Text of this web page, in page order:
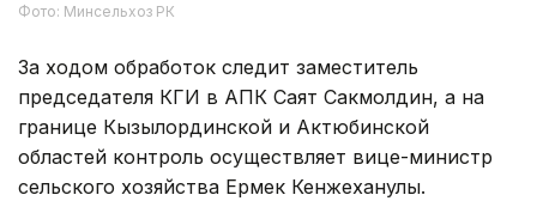
Фото: Минсельхоз РК
За ходом обработок следит заместитель
председателя КГИ в АПК Саят Сакмолдин, а на
границе Кызылординской и Актюбинской
областей контроль осуществляет вице-министр
сельского хозяйства Ермек Кенжеханулы.